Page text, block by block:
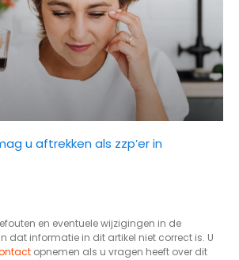
u aftrekken als zzp’er in
en eventuele wijzigingen in de
dat informatie in dit artikel niet correct is. U
opnemen als u vragen heeft over dit